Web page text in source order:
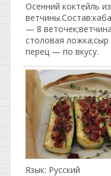
Осенний коктейль
— 8
столовая
перец — по вкусу.
Язык: Русский